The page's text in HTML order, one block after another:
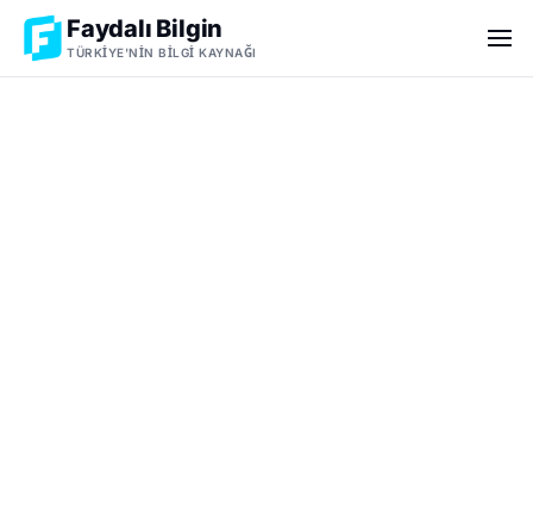
Faydalı Bilgin
TÜRKIYE'NIN BILGI KAYNAĞI